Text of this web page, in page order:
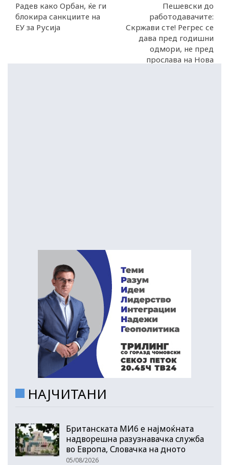
Радев како Орбан, ќе ги
блокира санкциите на
ЕУ за Русија
Пешевски до
работодавачите:
Скржави сте! Регрес се
дава пред годишни
одмори, не пред
прослава на Нова
НАЈЧИТАНИ
Британската МИ6 е најмоќната
надворешна разузнавачка служба
во Европа, Словачка на дното
05/08/2026